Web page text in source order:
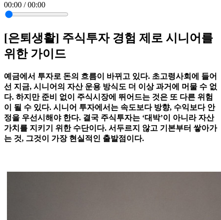
00:00 / 00:00
[은퇴생활] 주식투자 경험 제로 시니어를
위한 가이드
예금에서 투자로 돈의 흐름이 바뀌고 있다. 초고령사회에 들어
선 지금, 시니어의 자산 운용 방식도 더 이상 과거에 머물 수 없
다. 하지만 준비 없이 주식시장에 뛰어드는 것은 또 다른 위험
이 될 수 있다. 시니어 투자에서는 속도보다 방향, 수익보다 안
정을 우선시해야 한다. 결국 주식투자는 ‘대박’이 아니라 자산
가치를 지키기 위한 수단이다. 서두르지 않고 기본부터 쌓아가
는 것, 그것이 가장 현실적인 출발점이다.